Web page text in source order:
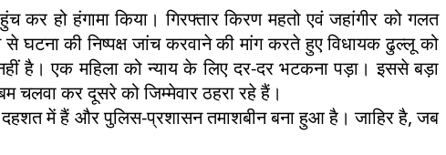
कर हो हंगामा किया। गिरफ्तार किरण महतो एवं जहांगीर को गलत
की निष्पक्ष जांच करवाने की मांग करते हुए विधायक ढुल्लू को
है। एक महिला को न्याय के लिए दर-दर भटकना पड़ा। इससे बड़ा
चलवा कर दूसरे को जिम्मेवार ठहरा रहे हैं।
में हैं और पुलिस-प्रशासन तमाशबीन बना हुआ है। जाहिर है, जब